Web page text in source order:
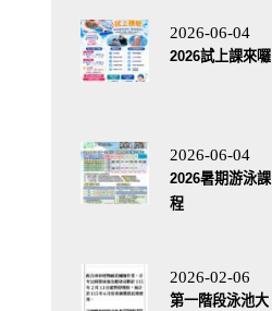
2026-06-04
2026試上課來囉
2026-06-04
2026暑期游泳課
程
2026-02-06
第一階段泳池大